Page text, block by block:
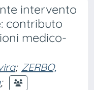
intervento
contributo
medico-
; ZERBO,
;